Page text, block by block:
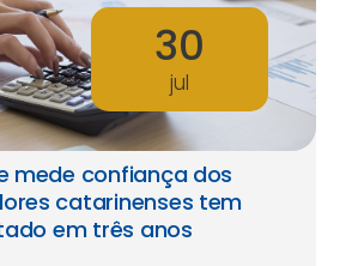
30
jul
mede confiança dos
catarinenses tem
em três anos